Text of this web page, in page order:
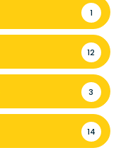
1
12
3
14